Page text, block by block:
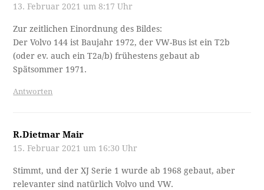
13. Februar 2021 um 8:17 Uhr
Zur zeitlichen Einordnung des Bildes:
Der Volvo 144 ist Baujahr 1972, der VW-Bus ist ein T2b
(oder ev. auch ein T2a/b) frühestens gebaut ab
Spätsommer 1971.
Antworten
R.Dietmar Mair
15. Februar 2021 um 16:30 Uhr
Stimmt, und der XJ Serie 1 wurde ab 1968 gebaut, aber
relevanter sind natürlich Volvo und VW.